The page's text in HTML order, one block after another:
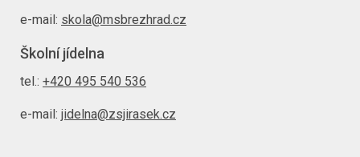
e-mail: skola@msbrezhrad.cz
Školní jídelna
tel.: +420 495 540 536
e-mail: jidelna@zsjirasek.cz